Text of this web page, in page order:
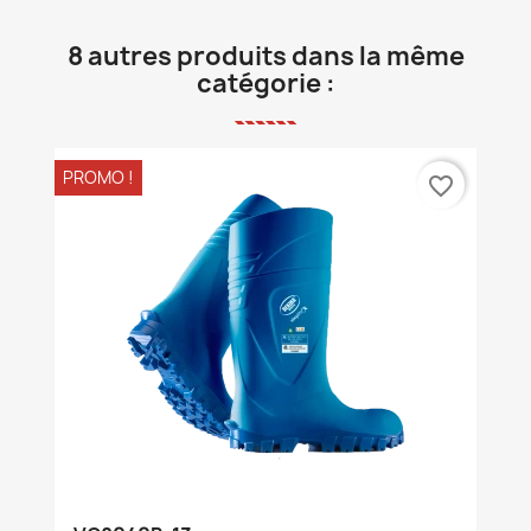
8 autres produits dans la même
catégorie :
PROMO ! favorite_border